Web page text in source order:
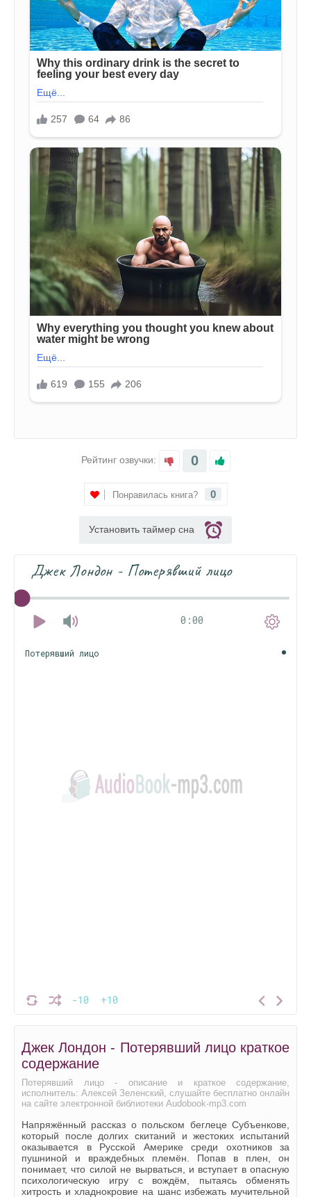
Рейтинг озвучки: 0
Понравилась книга? 0
Установить таймер сна
Джек Лондон - Потерявший лицо
0:00
-10 +10
Потерявший лицо
Джек Лондон - Потерявший лицо краткое
содержание
Потерявший лицо - описание и краткое содержание,
исполнитель: Алексей Зеленский, слушайте бесплатно онлайн
на сайте электронной библиотеки Audobook-mp3.com
Напряжённый рассказ о польском беглеце Субъенкове,
который после долгих скитаний и жестоких испытаний
оказывается в Русской Америке среди охотников за
пушниной и враждебных племён. Попав в плен, он
понимает, что силой не вырваться, и вступает в опасную
психологическую игру с вождём, пытаясь обменять
хитрость и хладнокровие на шанс избежать мучительной